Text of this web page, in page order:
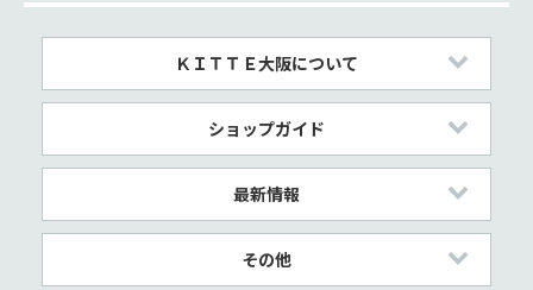
ＫＩＴＴＥ大阪について
ショップガイド
最新情報
その他